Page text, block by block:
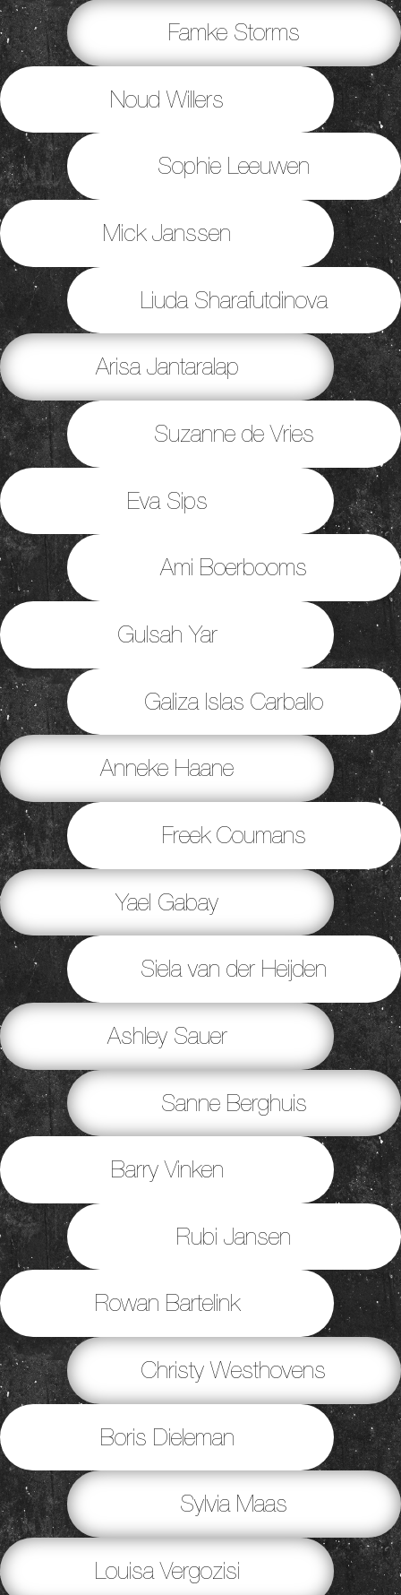
Famke Storms
Noud Willers
Sophie Leeuwen
Mick Janssen
Liuda Sharafutdinova
Arisa Jantaralap
Suzanne de Vries
Eva Sips
Ami Boerbooms
Gulsah Yar
Galiza Islas Carballo
Anneke Haane
Freek Coumans
Yael Gabay
Siela van der Heijden
Ashley Sauer
Sanne Berghuis
Barry Vinken
Rubi Jansen
Rowan Bartelink
Christy Westhovens
Boris Dieleman
Sylvia Maas
Louisa Vergozisi